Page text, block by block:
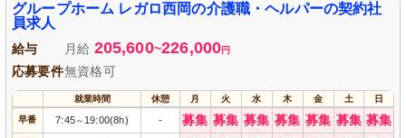
グループホーム レガロ西岡の介護職・ヘルパーの契約社
員求人
給与 月給 205,600~226,000円
応募要件無資格可
就業時間 休憩 月 火 水 木 金 土 日
早番 7:45～19:00(8h) - 募集 募集 募集 募集 募集 募集 募集